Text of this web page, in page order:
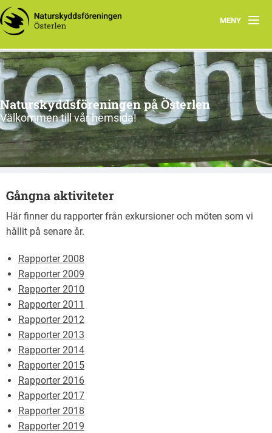
MENY
Program, vår-sommar 2026
Nu & då
Kontakt
Länkar
Naturskyddsföreningen på Österlen
Välkommen till vår hemsida!
Gångna aktiviteter
Här finner du rapporter från exkursioner och möten som vi
hållit på senare år.
Rapporter 2008
Rapporter 2009
Rapporter 2010
Rapporter 2011
Rapporter 2012
Rapporter 2013
Rapporter 2014
Rapporter 2015
Rapporter 2016
Rapporter 2017
Rapporter 2018
Rapporter 2019